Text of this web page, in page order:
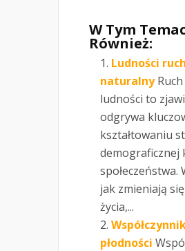
W Tym
Również:
Ludności ruch
naturalny
ludności to
odgrywa
kształtowaniu
demograficznej
społeczeństwa.
jak zmieniają
życia,...
płodności